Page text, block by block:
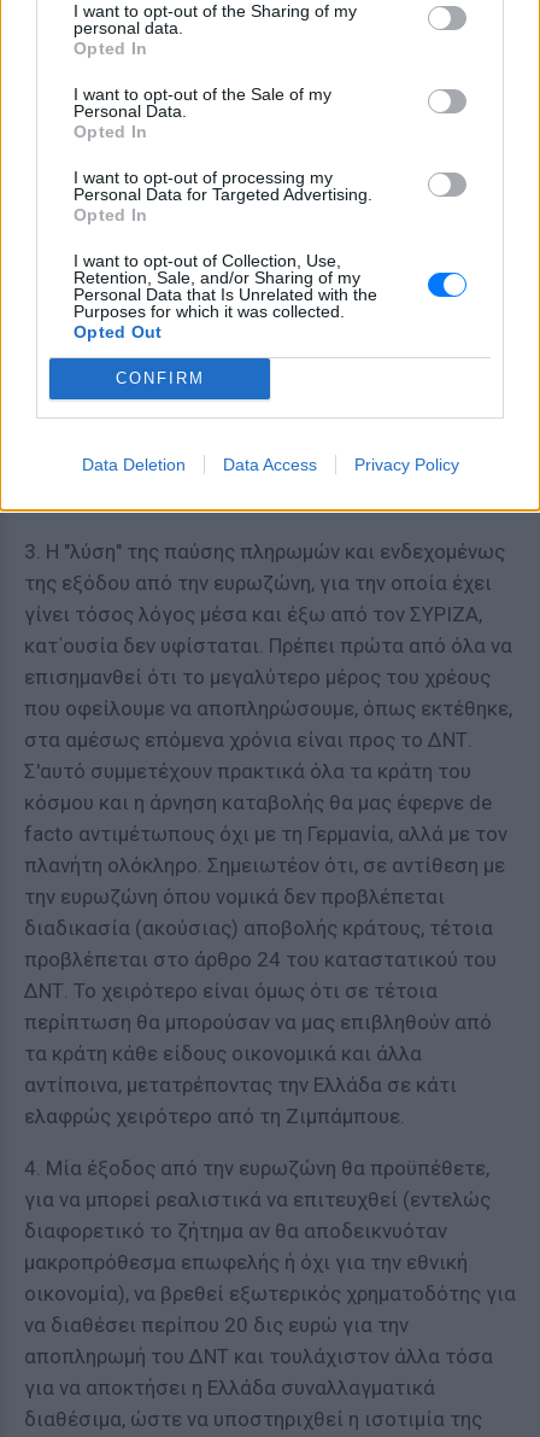
I want to opt-out of the Sharing of my
personal data.
Opted In
I want to opt-out of the Sale of my
Personal Data.
Opted In
I want to opt-out of processing my
Personal Data for Targeted Advertising.
Opted In
I want to opt-out of Collection, Use,
Retention, Sale, and/or Sharing of my
Personal Data that Is Unrelated with the
Purposes for which it was collected.
Opted Out
CONFIRM
Data Deletion Data Access Privacy Policy
τελευταία μάλιστα δεν μπορούν να καλύψουν ούτε
τους τόκους του δημόσιου χρέους, αφού εκείνοι
ανέρχονται σε ένα ποσό περίπου 6 δις ετησίως,
δηλαδή η καταβολή τους από ίδιους πόρους
πλεονάσματα άνω του 3% του ελληνικού ΑΕΠ,
πράγμα μάλλον ανέφικτο όχι μόνο για το 2015 αλλά
και για τα επόμενα χρόνια. Όσο για τις
κεφαλαιαγορές, τα επιτόκια των ομολόγων του
ελληνικού δημοσίου έχουν ήδη ανέλθει σε
απαγορευτικά (διψήφια) ποσοστά μετά τις εκλογές,
ενώ ακόμα και στην καλύτερο περίοδο, την άνοιξη
του 2014, τα ποσά που καταφέραμε να αντλήσουμε
περίπου), για περιορισμένα χρονικά διαστήματα
3. Η "λύση" της παύσης πληρωμών και ενδεχομένως
της εξόδου από την ευρωζώνη, για την οποία έχει
γίνει τόσος λόγος μέσα και έξω από τον ΣΥΡΙΖΑ,
κατ΄ουσία δεν υφίσταται. Πρέπει πρώτα από όλα να
επισημανθεί ότι το μεγαλύτερο μέρος του χρέους
που οφείλουμε να αποπληρώσουμε, όπως εκτέθηκε,
στα αμέσως επόμενα χρόνια είναι προς το ΔΝΤ.
Σ'αυτό συμμετέχουν πρακτικά όλα τα κράτη του
κόσμου και η άρνηση καταβολής θα μας έφερνε de
facto αντιμέτωπους όχι με τη Γερμανία, αλλά με τον
πλανήτη ολόκληρο. Σημειωτέον ότι, σε αντίθεση με
την ευρωζώνη όπου νομικά δεν προβλέπεται
διαδικασία (ακούσιας) αποβολής κράτους, τέτοια
προβλέπεται στο άρθρο 24 του καταστατικού του
ΔΝΤ. Το χειρότερο είναι όμως ότι σε τέτοια
περίπτωση θα μπορούσαν να μας επιβληθούν από
τα κράτη κάθε είδους οικονομικά και άλλα
αντίποινα, μετατρέποντας την Ελλάδα σε κάτι
ελαφρώς χειρότερο από τη Ζιμπάμπουε.
4. Μία έξοδος από την ευρωζώνη θα προϋπέθετε,
για να μπορεί ρεαλιστικά να επιτευχθεί (εντελώς
διαφορετικό το ζήτημα αν θα αποδεικνυόταν
μακροπρόθεσμα επωφελής ή όχι για την εθνική
οικονομία), να βρεθεί εξωτερικός χρηματοδότης για
να διαθέσει περίπου 20 δις ευρώ για την
αποπληρωμή του ΔΝΤ και τουλάχιστον άλλα τόσα
για να αποκτήσει η Ελλάδα συναλλαγματικά
διαθέσιμα, ώστε να υποστηριχθεί η ισοτιμία της